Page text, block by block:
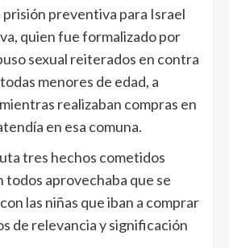
prisión preventiva para Israel
quien fue formalizado por
sexual reiterados en contra
menores de edad, a
realizaban compras en
en esa comuna.
tres hechos cometidos
todos aprovechaba que se
las niñas que iban a comprar
de relevancia y significación